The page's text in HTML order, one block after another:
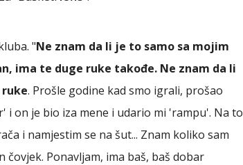
"Ne znam da li je to samo sa mojim
ima te duge ruke takođe. Ne znam da li
. Prošle godine kad smo igrali, prošao
on je bio iza mene i udario mi 'rampu'. Na to
i namjestim se na šut... Znam koliko sam
Ponavljam, ima baš, baš dobar